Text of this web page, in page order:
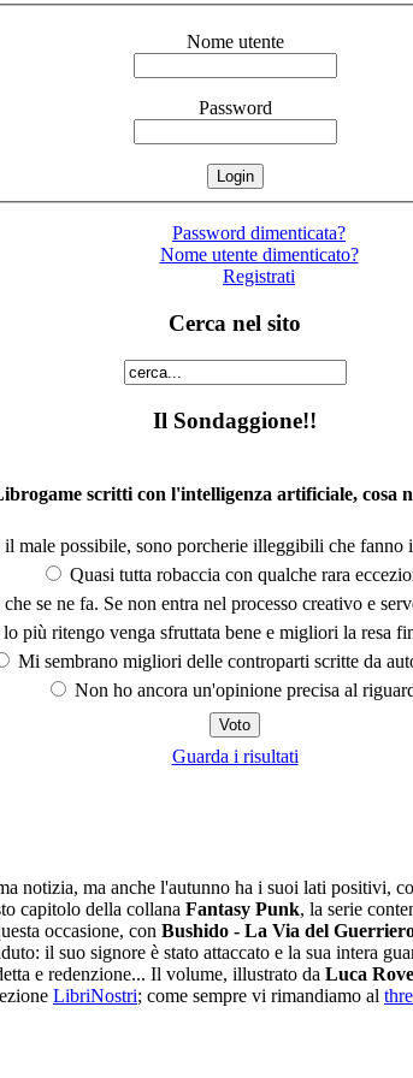
Nome utente
Password
Password dimenticata?
Nome utente dimenticato?
Registrati
Cerca nel sito
Il Sondaggione!!
scritti con l'intelligenza artificiale, cosa
il male possibile, sono porcherie illeggibili che fanno
Quasi tutta robaccia con qualche rara
se ne fa. Se non entra nel processo creativo e
lo più ritengo venga sfruttata bene e migliori la resa
Mi sembrano migliori delle controparti scritte da
Non ho ancora un'opinione precisa al
Guarda i risultati
notizia, ma anche l'autunno ha i suoi lati positivi,
capitolo della collana Fantasy Punk, la serie
occasione, con Bushido - La Via del
il suo signore è stato attaccato e la sua intera
e redenzione... Il volume, illustrato da Luca
LibriNostri; come sempre vi rimandiamo al